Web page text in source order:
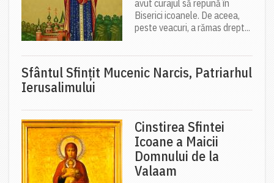
avut curajul să repună în
Biserici icoanele. De aceea,
peste veacuri, a rămas drept...
Sfântul Sfinţit Mucenic Narcis, Patriarhul
Ierusalimului
Cinstirea Sfintei
Icoane a Maicii
Domnului de la
Valaam